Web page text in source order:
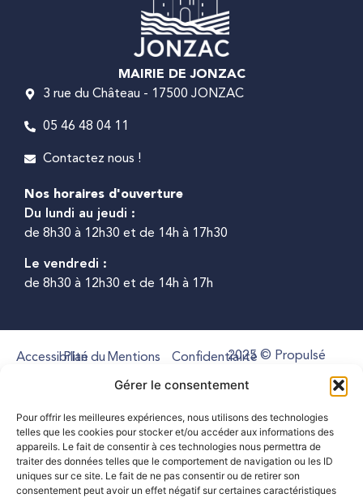
Gérer le consentement
Pour offrir les meilleures expériences, nous utilisons des technologies
telles que les cookies pour stocker et/ou accéder aux informations des
appareils. Le fait de consentir à ces technologies nous permettra de
traiter des données telles que le comportement de navigation ou les ID
uniques sur ce site. Le fait de ne pas consentir ou de retirer son
consentement peut avoir un effet négatif sur certaines caractéristiques
MAIRIE DE JONZAC
3 rue du Château - 17500 JONZAC
05 46 48 04 11
Contactez nous !
Nos horaires d'ouverture
Du lundi au jeudi :
de 8h30 à 12h30 et de 14h à 17h30
Le vendredi :
de 8h30 à 12h30 et de 14h à 17h
Accessibilité
Plan du Mentions
légales
Confidentialité2025 © Propulsé